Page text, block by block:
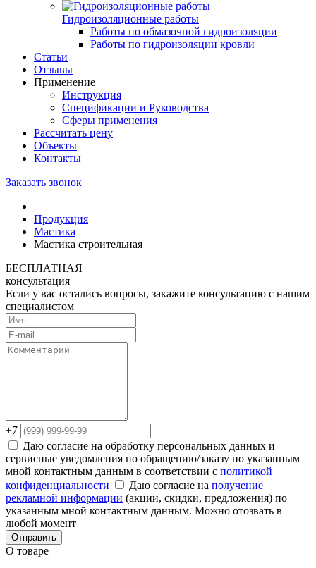
Гидроизоляционные работы
Работы по обмазочной гидроизоляции
Работы по гидроизоляции кровли
Статьи
Отзывы
Применение
Инструкция
Спецификации и Руководства
Сферы применения
Рассчитать цену
Объекты
Контакты
Заказать звонок
Продукция
Мастика
Мастика строительная
БЕСПЛАТНАЯ
консультация
Если у вас остались вопросы, закажите консультацию с нашим
специалистом
+7
Даю согласие на обработку персональных данных и
сервисные уведомления по обращению/заказу по указанным
мной контактным данным в соответствии с политикой
конфиденциальности
Даю согласие на получение
рекламной информации (акции, скидки, предложения) по
указанным мной контактным данным. Можно отозвать в
любой момент
Отправить
О товаре